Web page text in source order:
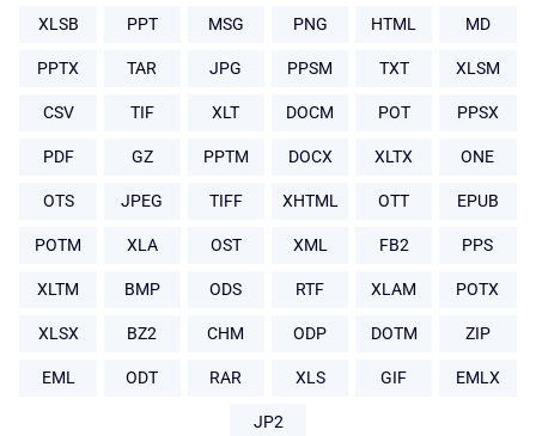
XLSB PPT MSG PNG HTML MD
PPTX TAR JPG PPSM TXT XLSM
CSV TIF XLT DOCM POT PPSX
PDF GZ PPTM DOCX XLTX ONE
OTS JPEG TIFF XHTML OTT EPUB
POTM XLA OST XML FB2 PPS
XLTM BMP ODS RTF XLAM POTX
XLSX BZ2 CHM ODP DOTM ZIP
EML ODT RAR XLS GIF EMLX
JP2